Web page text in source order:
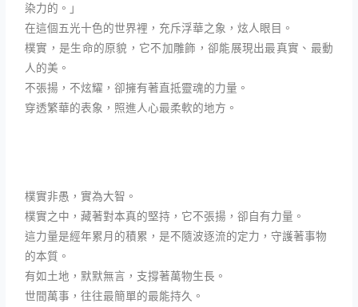
染力的。」
在這個五光十色的世界裡，充斥浮華之象，炫人眼目。
樸實，是生命的原貌，它不加雕飾，卻能展現出最真實、最動
人的美。
不張揚，不炫耀，卻擁有著直抵靈魂的力量。
穿透繁華的表象，照進人心最柔軟的地方。
樸實非愚，實為大智。
樸實之中，藏著對本真的堅持，它不張揚，卻自有力量。
這力量是經年累月的積累，是不隨波逐流的定力，守護著事物
的本質。
有如土地，默默無言，支撐著萬物生長。
世間萬事，往往最簡單的最能持久。